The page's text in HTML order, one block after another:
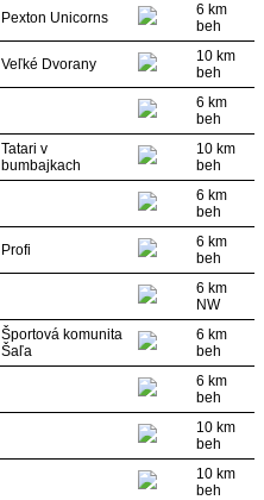
Pexton Unicorns
6 km
beh
Veľké Dvorany
10 km
beh
6 km
beh
Tatari v
bumbajkach
10 km
beh
6 km
beh
Profi
6 km
beh
6 km
NW
Športová komunita
Šaľa
6 km
beh
6 km
beh
10 km
beh
10 km
beh